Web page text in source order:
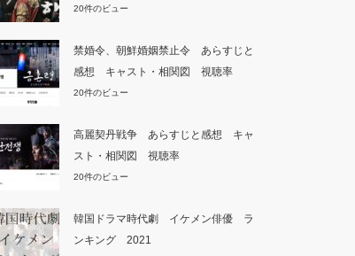
20件のビュー
禁婚令、朝鮮婚姻禁止令 あらすじと
感想 キャスト・相関図 視聴率
20件のビュー
高麗契丹戦争 あらすじと感想 キャ
スト・相関図 視聴率
20件のビュー
韓国ドラマ時代劇 イケメン俳優 ラ
ンキング 2021